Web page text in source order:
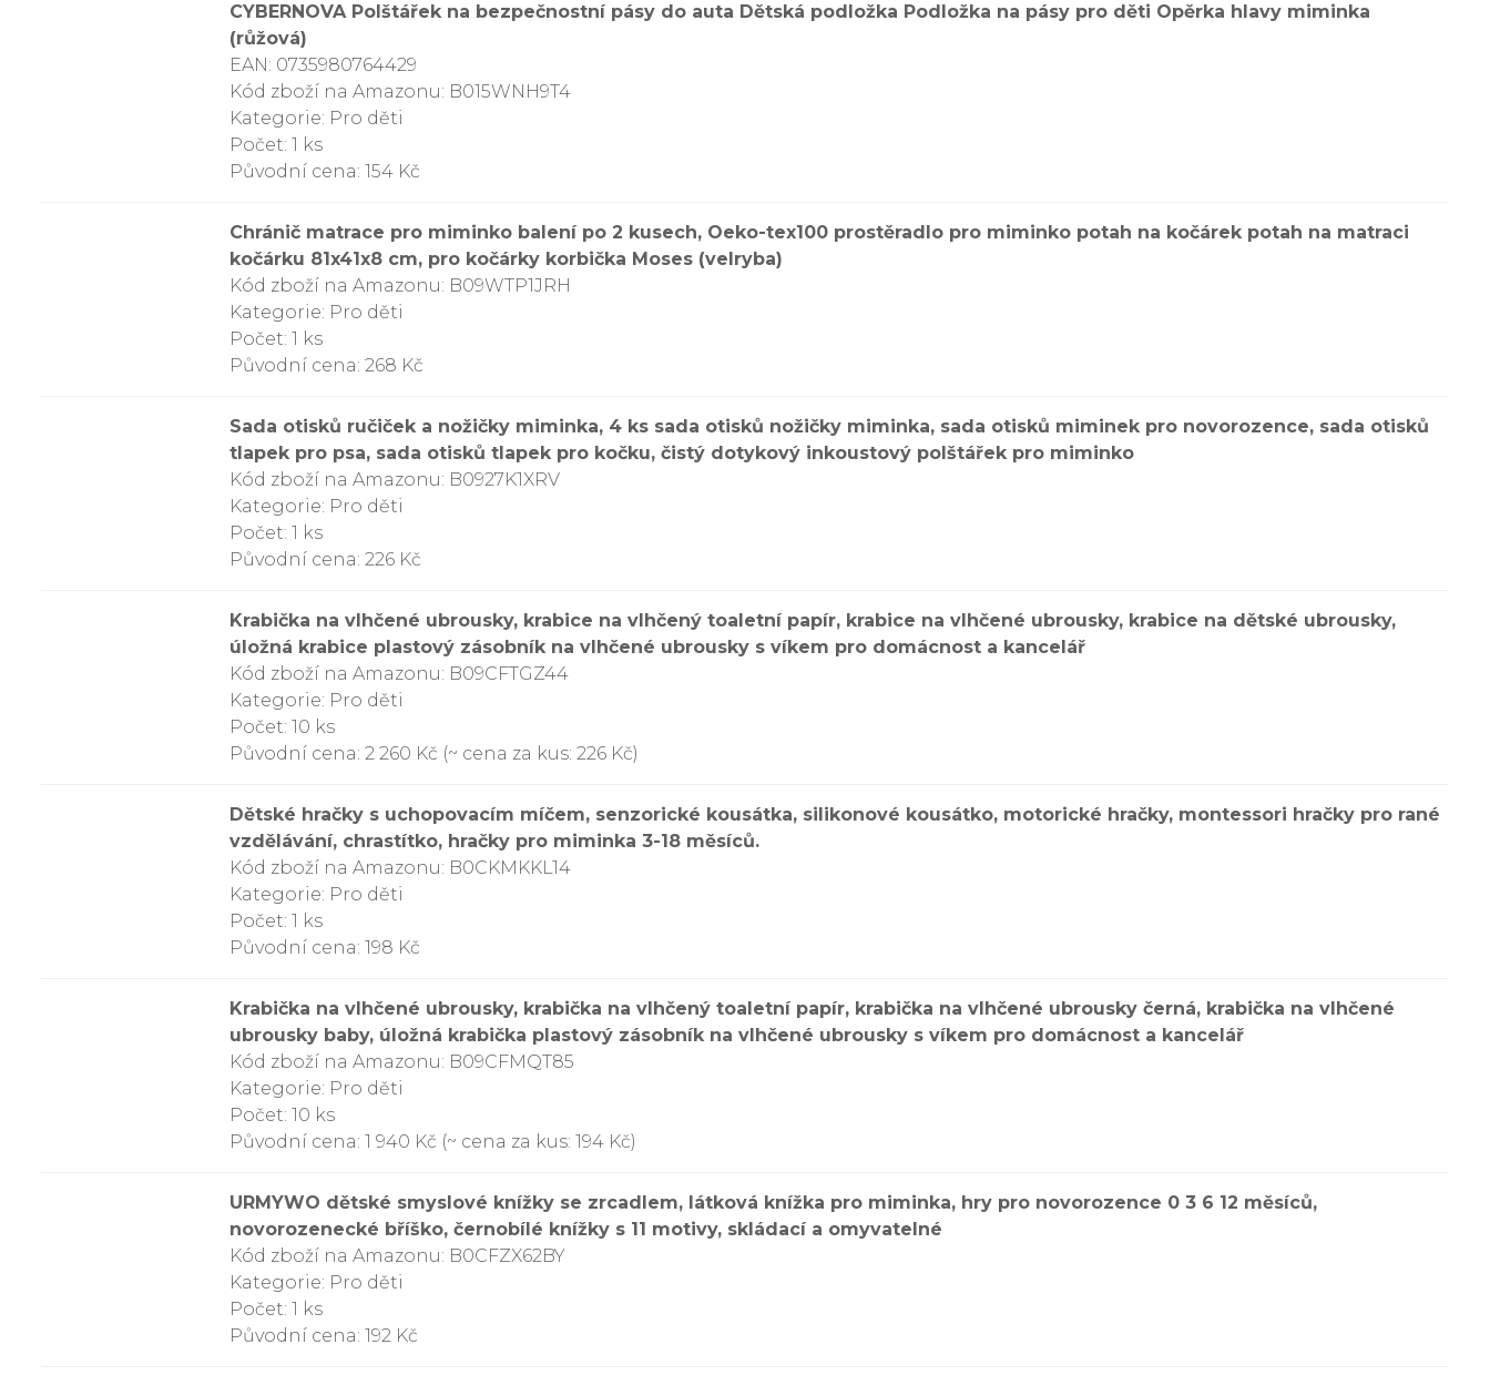
CYBERNOVA Polštářek na bezpečnostní pásy do auta Dětská podložka Podložka na pásy pro děti Opěrka hlavy miminka
(růžová)
EAN: 0735980764429
Kód zboží na Amazonu: B015WNH9T4
Kategorie: Pro děti
Počet: 1 ks
Původní cena: 154 Kč
Chránič matrace pro miminko balení po 2 kusech, Oeko-tex100 prostěradlo pro miminko potah na kočárek potah na matraci
kočárku 81x41x8 cm, pro kočárky korbička Moses (velryba)
Kód zboží na Amazonu: B09WTP1JRH
Kategorie: Pro děti
Počet: 1 ks
Původní cena: 268 Kč
Sada otisků ručiček a nožičky miminka, 4 ks sada otisků nožičky miminka, sada otisků miminek pro novorozence, sada otisků
tlapek pro psa, sada otisků tlapek pro kočku, čistý dotykový inkoustový polštářek pro miminko
Kód zboží na Amazonu: B0927K1XRV
Kategorie: Pro děti
Počet: 1 ks
Původní cena: 226 Kč
Krabička na vlhčené ubrousky, krabice na vlhčený toaletní papír, krabice na vlhčené ubrousky, krabice na dětské ubrousky,
úložná krabice plastový zásobník na vlhčené ubrousky s víkem pro domácnost a kancelář
Kód zboží na Amazonu: B09CFTGZ44
Kategorie: Pro děti
Počet: 10 ks
Původní cena: 2 260 Kč (~ cena za kus: 226 Kč)
Dětské hračky s uchopovacím míčem, senzorické kousátka, silikonové kousátko, motorické hračky, montessori hračky pro rané
vzdělávání, chrastítko, hračky pro miminka 3-18 měsíců.
Kód zboží na Amazonu: B0CKMKKL14
Kategorie: Pro děti
Počet: 1 ks
Původní cena: 198 Kč
Krabička na vlhčené ubrousky, krabička na vlhčený toaletní papír, krabička na vlhčené ubrousky černá, krabička na vlhčené
ubrousky baby, úložná krabička plastový zásobník na vlhčené ubrousky s víkem pro domácnost a kancelář
Kód zboží na Amazonu: B09CFMQT85
Kategorie: Pro děti
Počet: 10 ks
Původní cena: 1 940 Kč (~ cena za kus: 194 Kč)
URMYWO dětské smyslové knížky se zrcadlem, látková knížka pro miminka, hry pro novorozence 0 3 6 12 měsíců,
novorozenecké bříško, černobílé knížky s 11 motivy, skládací a omyvatelné
Kód zboží na Amazonu: B0CFZX62BY
Kategorie: Pro děti
Počet: 1 ks
Původní cena: 192 Kč